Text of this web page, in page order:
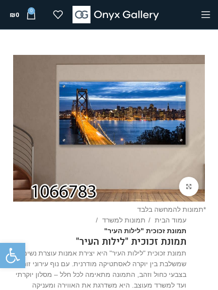
0
₪0
*תמונות להמחשה בלבד
עמוד הבית
תמונות למשרד
תמונת זכוכית "לילות העיר"
תמונת זכוכית "לילות העיר"
תמונת זכוכית "לילות העיר" היא יצירת אמנות עוצרת נשימה
שמשלבת בין יוקרה לאסתטיקה מודרנית. עם נוף עירוני זוהר
בצבעי כחול וזהב, התמונה מתאימה לכל חלל – מסלון יוקרתי
ועד למשרד מעוצב. היא משדרגת את האווירה ומעניקה